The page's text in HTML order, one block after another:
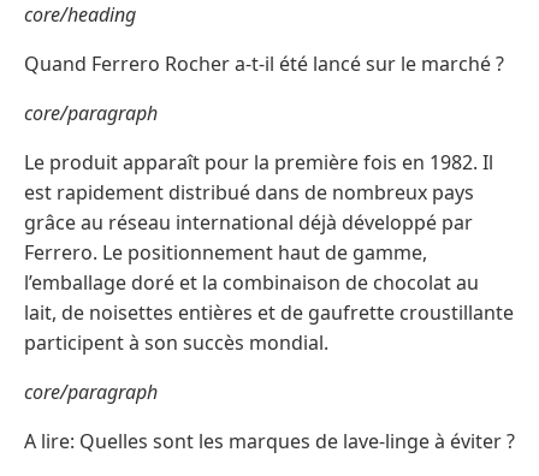
core/heading
Quand Ferrero Rocher a-t-il été lancé sur le marché ?
core/paragraph
Le produit apparaît pour la première fois en 1982. Il
est rapidement distribué dans de nombreux pays
grâce au réseau international déjà développé par
Ferrero. Le positionnement haut de gamme,
l’emballage doré et la combinaison de chocolat au
lait, de noisettes entières et de gaufrette croustillante
participent à son succès mondial.
core/paragraph
A lire: Quelles sont les marques de lave-linge à éviter ?